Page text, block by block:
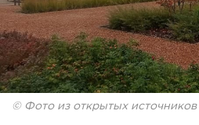
© Фото из открытых источников